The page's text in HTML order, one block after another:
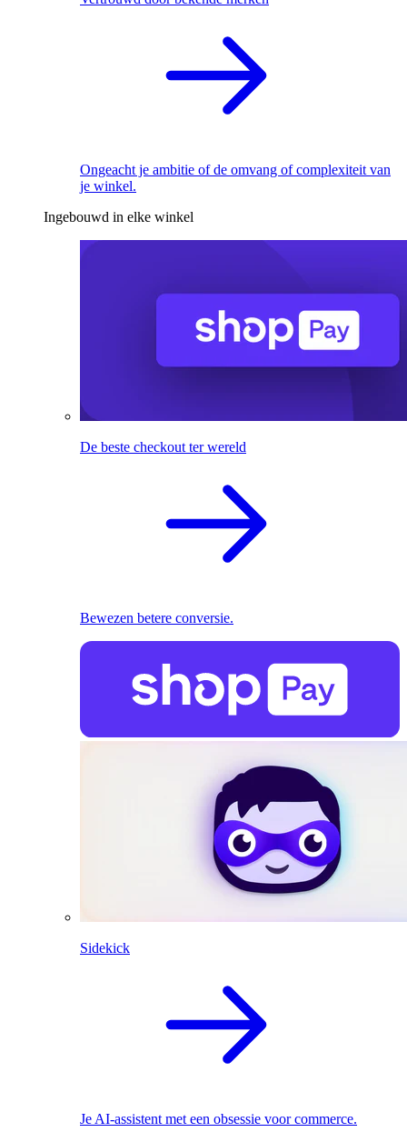
Ongeacht je ambitie of de omvang of complexiteit van
je winkel.
Ingebouwd in elke winkel
De beste checkout ter wereld
Bewezen betere conversie.
Sidekick
Je AI-assistent met een obsessie voor commerce.